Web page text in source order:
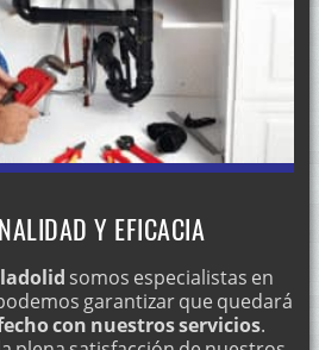
Y EFICACIA
somos especialistas en
garantizar que quedará
con nuestros servicios.